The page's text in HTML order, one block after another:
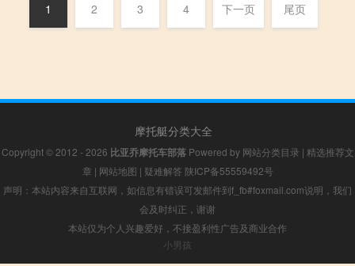
1 2 3 4 下一页 尾页
摩托艇分类大全
Copyright © 2012 - 2026 比亚乔摩托车部落Powered by 网站分类目录 | 精选推荐文
章 | 网站地图 | 疑难解答 陕ICP备55559492号
声明：本站内容来自互联网，如信息有错误可发邮件到f_fb#foxmail.com说明，我们
会及时纠正，谢谢
本站仅为个人兴趣爱好，不接盈利性广告及商业合作
小男孩